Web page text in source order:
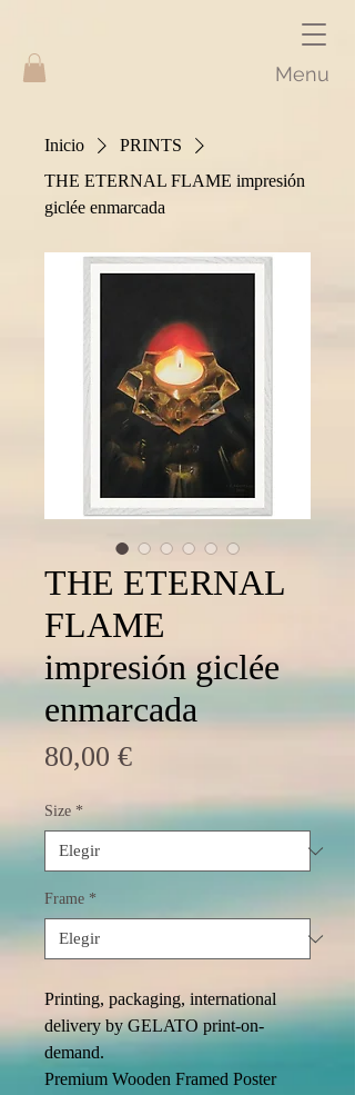
Menu
Inicio
PRINTS
THE ETERNAL FLAME impresión
giclée enmarcada
THE ETERNAL
FLAME
impresión giclée
enmarcada
80,00 €Precio
Size *
Frame *
Printing, packaging, international
delivery by GELATO print-on-
demand.
Premium Wooden Framed Poster